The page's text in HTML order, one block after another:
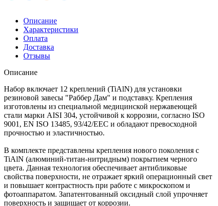
Описание
Характеристики
Оплата
Доставка
Отзывы
Описание
Набор включает 12 креплений (TiAlN) для установки
резиновой завесы "Раббер Дам" и подставку. Крепления
изготовлены из специальной медицинской нержавеющей
стали марки AISI 304, устойчивой к коррозии, согласно ISO
9001, EN ISO 13485, 93/42/EEC и обладают превосходной
прочностью и эластичностью.
В комплекте представлены крепления нового поколения с
TiAlN (алюминий-титан-нитридным) покрытием черного
цвета. Данная технология обеспечивает антибликовые
свойства поверхности, не отражает яркий операционный свет
и повышает контрастность при работе с микроскопом и
фотоаппаратом. Запатентованный оксидный слой упрочняет
поверхность и защищает от коррозии.